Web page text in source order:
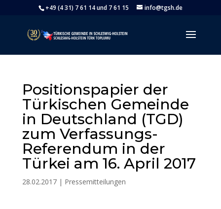
+49 (4 31) 7 61 14 und 7 61 15 info@tgsh.de
Positionspapier der
Türkischen Gemeinde
in Deutschland (TGD)
zum Verfassungs-
Referendum in der
Türkei am 16. April 2017
28.02.2017| Pressemitteilungen